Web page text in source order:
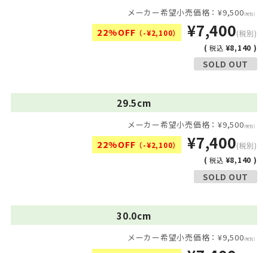
メーカー希望小売価格：¥9,500(税別)
22%OFF （-¥2,100） ¥7,400(税別)
(税込 ¥8,140 )
SOLD OUT
29.5cm
メーカー希望小売価格：¥9,500(税別)
22%OFF （-¥2,100） ¥7,400(税別)
(税込 ¥8,140 )
SOLD OUT
30.0cm
メーカー希望小売価格：¥9,500(税別)